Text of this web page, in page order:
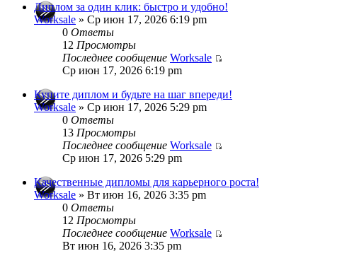
Диплом за один клик: быстро и удобно!
Worksale » Ср июн 17, 2026 6:19 pm
0 Ответы
12 Просмотры
Последнее сообщение Worksale
Ср июн 17, 2026 6:19 pm
Купите диплом и будьте на шаг впереди!
Worksale » Ср июн 17, 2026 5:29 pm
0 Ответы
13 Просмотры
Последнее сообщение Worksale
Ср июн 17, 2026 5:29 pm
Качественные дипломы для карьерного роста!
Worksale » Вт июн 16, 2026 3:35 pm
0 Ответы
12 Просмотры
Последнее сообщение Worksale
Вт июн 16, 2026 3:35 pm